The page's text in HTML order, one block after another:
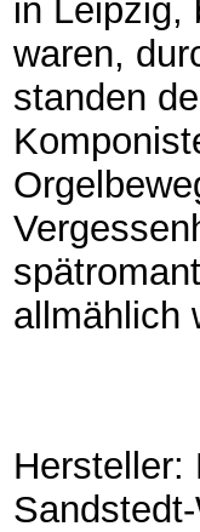
in Leipzig,
waren,
standen
allmählich
Hersteller: